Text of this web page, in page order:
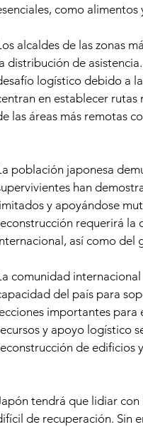
como alimentos
alcaldes de las zonas
la distribución de
logístico debido a
en establecer
las áreas más remotas
población japonesa
han
limitados y apoyándose
requerirá la
así como del
comunidad
del país para
lecciones importantes
y apoyo logístico
de edificios
tendrá que lidiar
de recuperación. Sin